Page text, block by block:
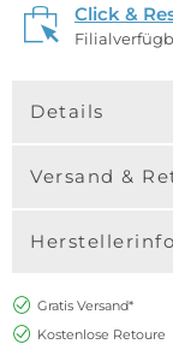
Click &
Details
Versand &
Gratis Versand*
Kostenlose Retoure